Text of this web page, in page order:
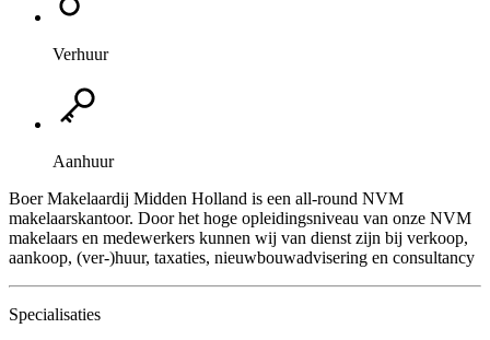
Verhuur
Aanhuur
Boer Makelaardij Midden Holland is een all-round NVM
makelaarskantoor. Door het hoge opleidingsniveau van onze NVM
makelaars en medewerkers kunnen wij van dienst zijn bij verkoop,
aankoop, (ver-)huur, taxaties, nieuwbouwadvisering en consultancy
Specialisaties